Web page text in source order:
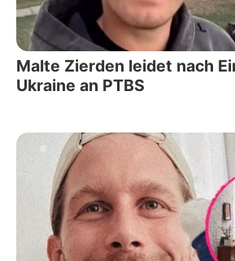
Malte Zierden leidet nach
Ukraine an PTBS